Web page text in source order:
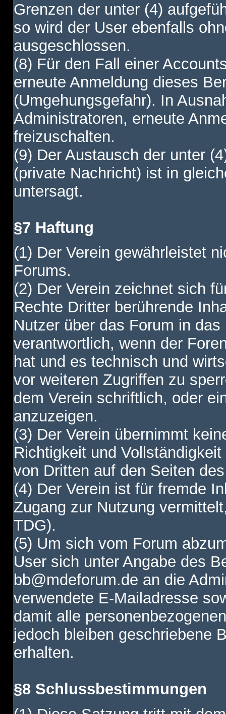
Grenzen der unter (4)
so wird der User ebenfalls
ausgeschlossen.
(8) Für den Fall einer
erneute Anmeldung dieses
(Umgehungsgefahr). In
Administratoren, erneute
freizuschalten.
(9) Der Austausch der unter
(private Nachricht) ist in
untersagt.
§7 Haftung
(1) Der Verein gewährleistet
Forums.
(2) Der Verein zeichnet sich
Rechte Dritter berührende
Nutzer über das Forum in
verantwortlich, wenn der
hat und es technisch und
vor weiteren Zugriffen zu
dem Verein schriftlich, oder
anzuzeigen.
(3) Der Verein übernimmt
Richtigkeit und
von Dritten auf den Seiten
(4) Der Verein ist für fremde
Zugang zur Nutzung
TDG).
(5) Um sich vom Forum
User sich unter Angabe des
bb@mdeforum.de an die
verwendete E-Mailadresse
damit alle
jedoch bleiben geschriebene
erhalten.
§8 Schlussbestimmungen